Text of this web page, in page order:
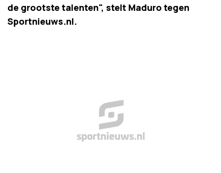
de grootste talenten", stelt Maduro tegen
Sportnieuws.nl.